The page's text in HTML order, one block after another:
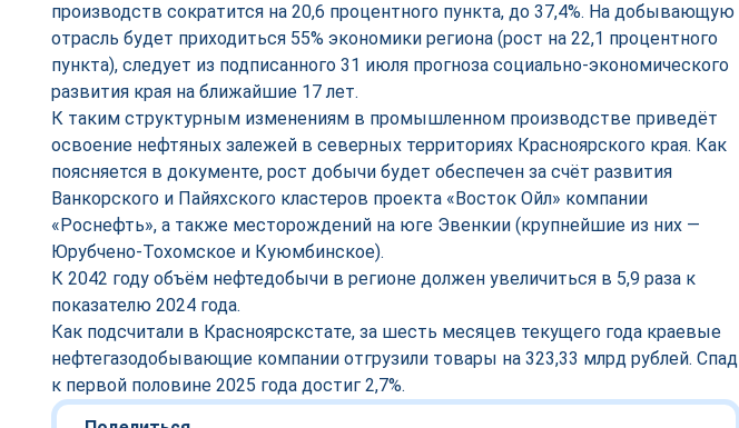
производств сократится на 20,6 процентного пункта, до 37,4%. На добывающую
отрасль будет приходиться 55% экономики региона (рост на 22,1 процентного
пункта), следует из подписанного 31 июля прогноза социально-экономического
развития края на ближайшие 17 лет.
К таким структурным изменениям в промышленном производстве приведёт
освоение нефтяных залежей в северных территориях Красноярского края. Как
поясняется в документе, рост добычи будет обеспечен за счёт развития
Ванкорского и Пайяхского кластеров проекта «Восток Ойл» компании
«Роснефть», а также месторождений на юге Эвенкии (крупнейшие из них —
Юрубчено-Тохомское и Куюмбинское).
К 2042 году объём нефтедобычи в регионе должен увеличиться в 5,9 раза к
показателю 2024 года.
Как подсчитали в Красноярскстате, за шесть месяцев текущего года краевые
нефтегазодобывающие компании отгрузили товары на 323,33 млрд рублей. Спад
к первой половине 2025 года достиг 2,7%.